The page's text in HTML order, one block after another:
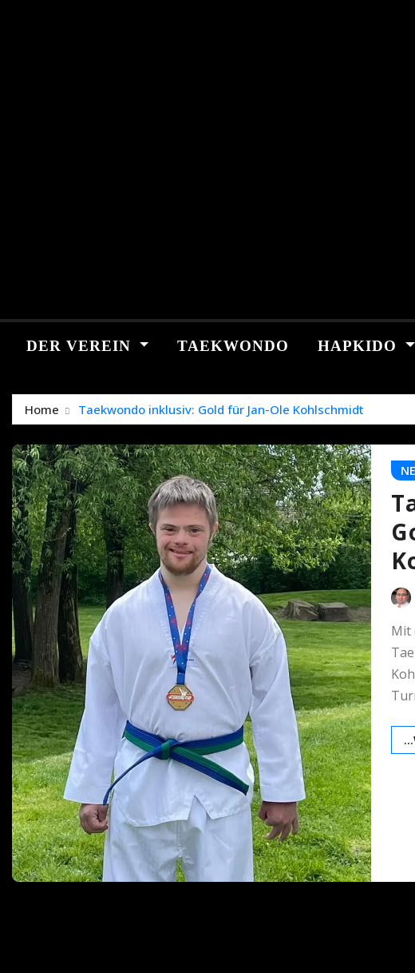
DER VEREIN TAEKWONDO HAPKIDO
Home Taekwondo inklusiv: Gold für Jan-Ole Kohlschmidt
Mit